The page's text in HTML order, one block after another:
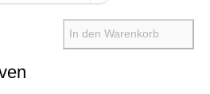
In den Warenkorb